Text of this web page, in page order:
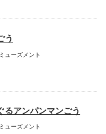
う
ューズメント
るアンパンマンごう
ューズメント